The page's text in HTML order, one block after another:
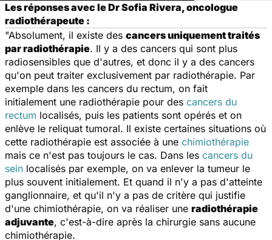
Les réponses avec le Dr Sofia Rivera, oncologue
radiothérapeute :
"Absolument, il existe des cancers uniquement traités
par radiothérapie. Il y a des cancers qui sont plus
radiosensibles que d'autres, et donc il y a des cancers
qu'on peut traiter exclusivement par radiothérapie. Par
exemple dans les cancers du rectum, on fait
initialement une radiothérapie pour des cancers du
rectum localisés, puis les patients sont opérés et on
enlève le reliquat tumoral. Il existe certaines situations où
cette radiothérapie est associée à une chimiothérapie
mais ce n'est pas toujours le cas. Dans les cancers du
sein localisés par exemple, on va enlever la tumeur le
plus souvent initialement. Et quand il n'y a pas d'atteinte
ganglionnaire, et qu'il n'y a pas de critère qui justifie
d'une chimiothérapie, on va réaliser une radiothérapie
adjuvante, c'est-à-dire après la chirurgie sans aucune
chimiothérapie.